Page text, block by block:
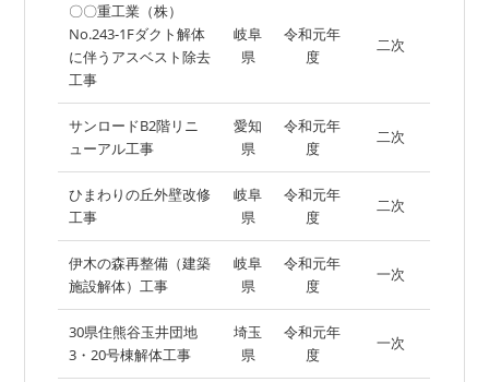
〇〇重工業（株）
No.243-1Fダクト解体
に伴うアスベスト除去
工事
岐阜
県
令和元年
度
二次
サンロードB2階リニ
ューアル工事
愛知
県
令和元年
度
二次
ひまわりの丘外壁改修
工事
岐阜
県
令和元年
度
二次
伊木の森再整備（建築
施設解体）工事
岐阜
県
令和元年
度
一次
30県住熊谷玉井団地
3・20号棟解体工事
埼玉
県
令和元年
度
一次